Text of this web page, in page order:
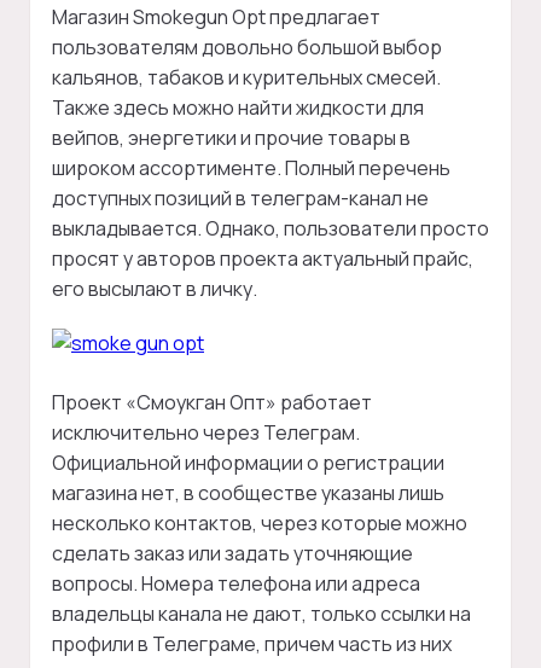
Магазин Smokegun Opt предлагает
пользователям довольно большой выбор
кальянов, табаков и курительных смесей.
Также здесь можно найти жидкости для
вейпов, энергетики и прочие товары в
широком ассортименте. Полный перечень
доступных позиций в телеграм-канал не
выкладывается. Однако, пользователи просто
просят у авторов проекта актуальный прайс,
его высылают в личку.
Проект «Смоукган Опт» работает
исключительно через Телеграм.
Официальной информации о регистрации
магазина нет, в сообществе указаны лишь
несколько контактов, через которые можно
сделать заказ или задать уточняющие
вопросы. Номера телефона или адреса
владельцы канала не дают, только ссылки на
профили в Телеграме, причем часть из них